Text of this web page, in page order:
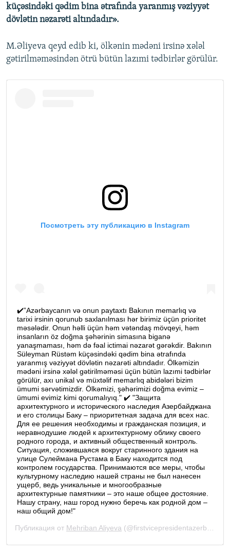
küçəsindəki qədim bina ətrafında yaranmış vəziyyət
dövlətin nəzarəti altındadır».
M.Əliyeva qeyd edib ki, ölkənin mədəni irsinə xələl
gətirilməməsindən ötrü bütün lazımi tədbirlər görülür.